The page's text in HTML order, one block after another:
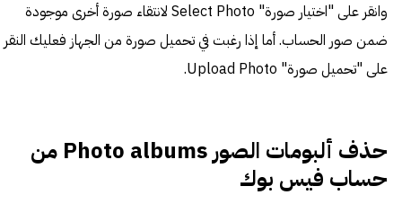
وانقر على "اختيار صورة" Select Photo لانتقاء صورة أخرى موجودة
ضمن صور الحساب. أما إذا رغبت في تحميل صورة من الجهاز فعليك النقر
على "تحميل صورة" Upload Photo.
حذف
ألبومات الصور Photo albums من
حساب فيس بوك